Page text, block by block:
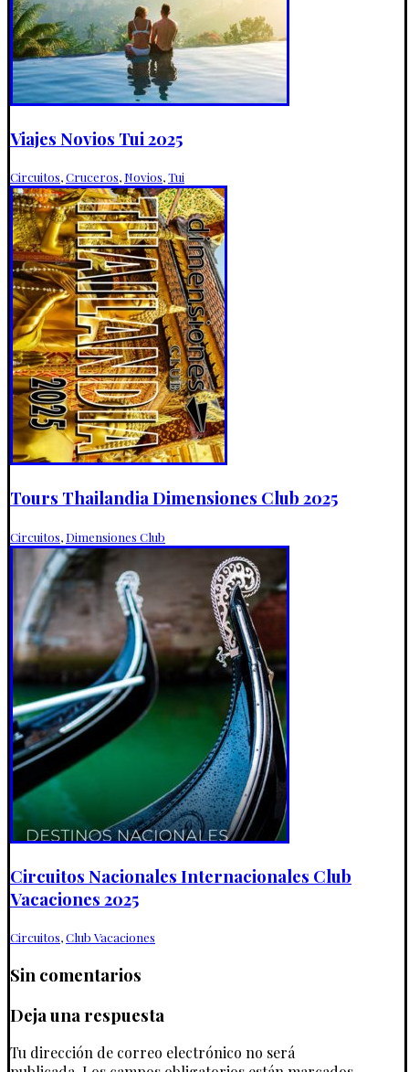
Viajes Novios Tui 2025
Circuitos,Cruceros, Novios,Tui
Tours Thailandia Dimensiones Club 2025
Circuitos, Dimensiones Club
Circuitos Nacionales Internacionales Club
Vacaciones 2025
Circuitos,Club Vacaciones
Sin comentarios
Deja una respuesta
Tu dirección de correo electrónico no será